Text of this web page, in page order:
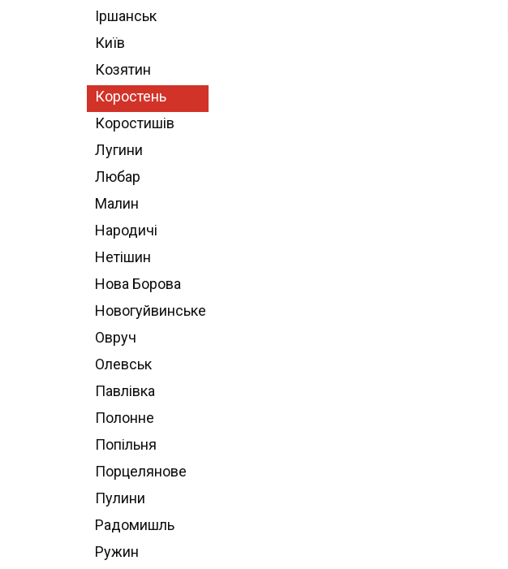
Іршанськ
Київ
Козятин
Коростень
Коростишів
Лугини
Любар
Малин
Народичі
Нетішин
Нова Борова
Новогуйвинське
Овруч
Олевськ
Павлівка
Полонне
Попільня
Порцелянове
Пулини
Радомишль
Ружин